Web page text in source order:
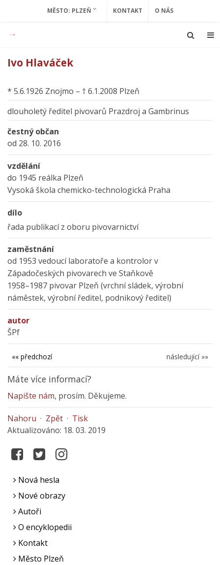
MĚSTO: PLZEŇ KONTAKT O NÁS
Ivo Hlaváček
* 5.6.1926 Znojmo – † 6.1.2008 Plzeň
dlouholetý ředitel pivovarů Prazdroj a Gambrinus
čestný občan
od 28. 10. 2016
vzdělání
do 1945 reálka Plzeň
Vysoká škola chemicko-technologická Praha
dílo
řada publikací z oboru pivovarnictví
zaměstnání
od 1953 vedoucí laboratoře a kontrolor v
Západočeských pivovarech ve Staňkově
1958–1987 pivovar Plzeň (vrchní sládek, výrobní
náměstek, výrobní ředitel, podnikový ředitel)
autor
ŠPf
následující »»
«« předchozí
Máte více informací?
Napište nám, prosím. Děkujeme.
Nahoru · Zpět · Tisk
Aktualizováno: 18. 03. 2019
Nová hesla
Nové obrazy
Autoři
O encyklopedii
Kontakt
Město Plzeň